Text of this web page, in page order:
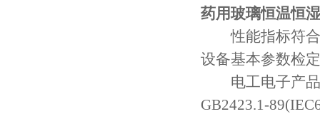
药用玻璃恒温恒
性能指标符合
设备基本参数检定
电工电子产品
GB2423.1-